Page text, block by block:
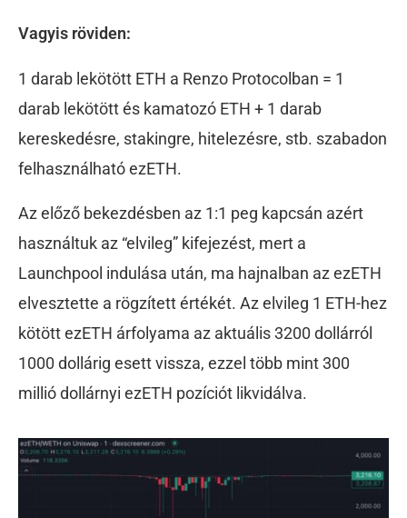
Vagyis röviden:
1 darab lekötött ETH a Renzo Protocolban = 1
darab lekötött és kamatozó ETH + 1 darab
kereskedésre, stakingre, hitelezésre, stb. szabadon
felhasználható ezETH.
Az előző bekezdésben az 1:1 peg kapcsán azért
használtuk az “elvileg” kifejezést, mert a
Launchpool indulása után, ma hajnalban az ezETH
elvesztette a rögzített értékét. Az elvileg 1 ETH-hez
kötött ezETH árfolyama az aktuális 3200 dollárról
1000 dollárig esett vissza, ezzel több mint 300
millió dollárnyi ezETH pozíciót likvidálva.